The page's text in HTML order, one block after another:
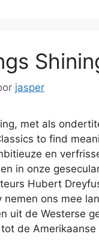
jasper
met als
to find
en
in onze
Hubert
nemen ons mee
uit de Westerse
de